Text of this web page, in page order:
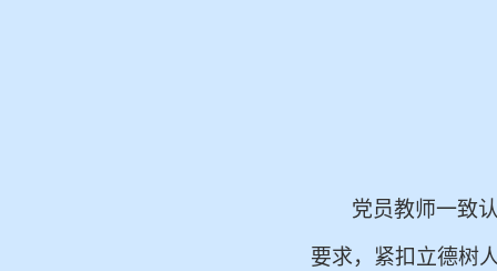
党员教师一致
要求， 紧扣立德树